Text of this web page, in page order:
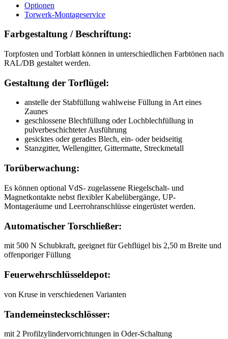
Optionen
Torwerk-Montageservice
Farbgestaltung / Beschriftung:
Torpfosten und Torblatt können in unterschiedlichen Farbtönen nach
RAL/DB gestaltet werden.
Gestaltung der Torflügel:
anstelle der Stabfüllung wahlweise Füllung in Art eines
Zaunes
geschlossene Blechfüllung oder Lochblechfüllung in
pulverbeschichteter Ausführung
gesicktes oder gerades Blech, ein- oder beidseitig
Stanzgitter, Wellengitter, Gittermatte, Streckmetall
Torüberwachung:
Es können optional VdS- zugelassene Riegelschalt- und
Magnetkontakte nebst flexibler Kabelübergänge, UP-
Montageräume und Leerrohranschlüsse eingerüstet werden.
Automatischer Torschließer:
mit 500 N Schubkraft, geeignet für Gehflügel bis 2,50 m Breite und
offenporiger Füllung
Feuerwehrschlüsseldepot:
von Kruse in verschiedenen Varianten
Tandemeinsteckschlösser:
mit 2 Profilzylindervorrichtungen in Oder-Schaltung